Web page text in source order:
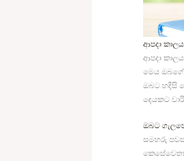
ආපදා
ආපදා
මෙය
ඔබට හදිසි
දෙයකට
ඔබට
සමහරු